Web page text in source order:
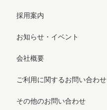
採用案内
お知らせ・イベント
会社概要
ご利用に関するお問い合わせ
その他のお問い合わせ